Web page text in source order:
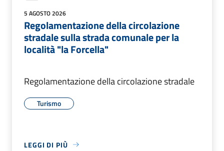
5 AGOSTO 2026
Regolamentazione della circolazione
stradale sulla strada comunale per la
località "la Forcella"
Regolamentazione della circolazione stradale
Turismo
LEGGI DI PIÙ